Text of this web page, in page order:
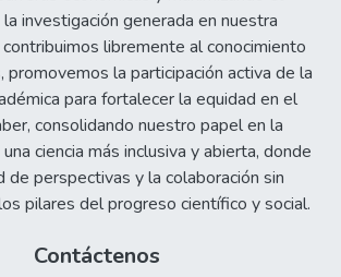
investigación generada en nuestra
libremente al conocimiento
promovemos la participación activa de la
para fortalecer la equidad en el
consolidando nuestro papel en la
ciencia más inclusiva y abierta, donde
de perspectivas y la colaboración sin
pilares del progreso científico y social.
Contáctenos